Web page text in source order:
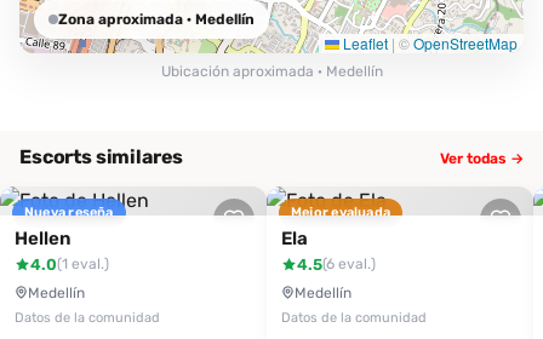
Leaflet | ©OpenStreetMap
Zona aproximada · Medellín
Ubicación aproximada · Medellín
Escorts similares Ver todas →
Nueva reseña
Hellen
4.0(1 eval.)
Medellín
Datos de la comunidad
Mejor evaluada
Ela
4.5(6 eval.)
Medellín
Datos de la comunidad